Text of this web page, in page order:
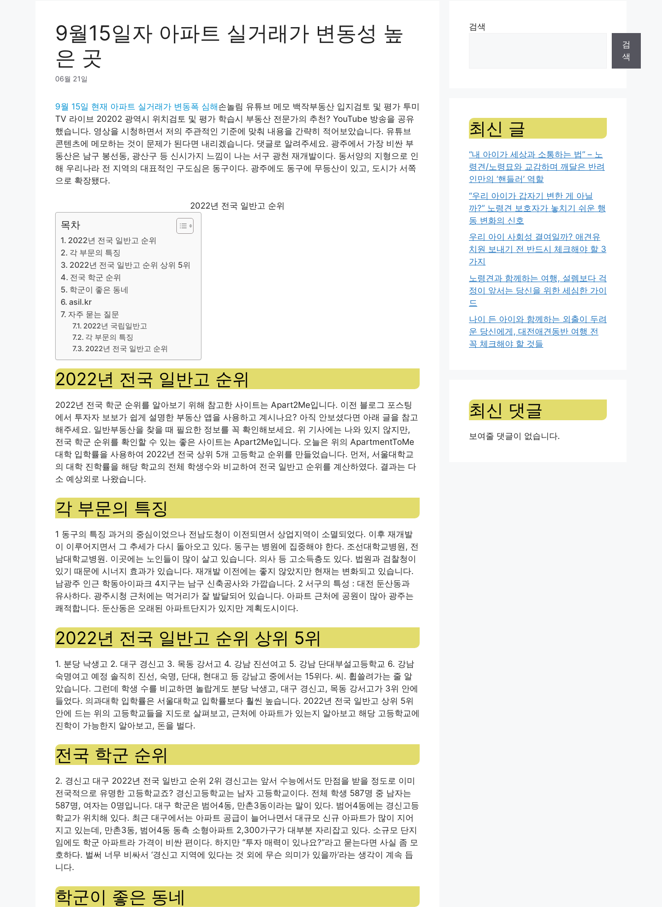
9월15일자 아파트 실거래가 변동성 높
은 곳
06월 21일
9월 15일 현재 아파트 실거래가 변동폭 심해 손놀림 유튜브 메모 백작부동산 입지검토 및 평가 투미
TV 라이브 20202 광역시 위치검토 및 평가 학습시 부동산 전문가의 추천? YouTube 방송을 공유
했습니다. 영상을 시청하면서 저의 주관적인 기준에 맞춰 내용을 간략히 적어보았습니다. 유튜브
콘텐츠에 메모하는 것이 문제가 된다면 내리겠습니다. 댓글로 알려주세요. 광주에서 가장 비싼 부
동산은 남구 봉선동, 광산구 등 신시가지 느낌이 나는 서구 광천 재개발이다. 동서양의 지형으로 인
해 우리나라 전 지역의 대표적인 구도심은 동구이다. 광주에도 동구에 무등산이 있고, 도시가 서쪽
으로 확장됐다.
2022년 전국 일반고 순위
목차
2022년 전국 일반고 순위
각 부문의 특징
2022년 전국 일반고 순위 상위 5위
전국 학군 순위
학군이 좋은 동네
asil.kr
자주 묻는 질문
2022년 국립일반고
각 부문의 특징
2022년 전국 일반고 순위
2022년 전국 일반고 순위
2022년 전국 학군 순위를 알아보기 위해 참고한 사이트는 Apart2Me입니다. 이전 블로그 포스팅
에서 투자자 보보가 쉽게 설명한 부동산 앱을 사용하고 계시나요? 아직 안보셨다면 아래 글을 참고
해주세요. 일반부동산을 찾을 때 필요한 정보를 꼭 확인해보세요. 위 기사에는 나와 있지 않지만,
전국 학군 순위를 확인할 수 있는 좋은 사이트는 Apart2Me입니다. 오늘은 위의 ApartmentToMe
대학 입학률을 사용하여 2022년 전국 상위 5개 고등학교 순위를 만들었습니다. 먼저, 서울대학교
의 대학 진학률을 해당 학교의 전체 학생수와 비교하여 전국 일반고 순위를 계산하였다. 결과는 다
소 예상외로 나왔습니다.
각 부문의 특징
1 동구의 특징 과거의 중심이었으나 전남도청이 이전되면서 상업지역이 소멸되었다. 이후 재개발
이 이루어지면서 그 추세가 다시 돌아오고 있다. 동구는 병원에 집중해야 한다. 조선대학교병원, 전
남대학교병원. 이곳에는 노인들이 많이 살고 있습니다. 의사 등 고소득층도 있다. 법원과 검찰청이
있기 때문에 시너지 효과가 있습니다. 재개발 이전에는 좋지 않았지만 현재는 변화되고 있습니다.
남광주 인근 학동아이파크 4지구는 남구 신축공사와 가깝습니다. 2 서구의 특성 : 대전 둔산동과
유사하다. 광주시청 근처에는 먹거리가 잘 발달되어 있습니다. 아파트 근처에 공원이 많아 광주는
쾌적합니다. 둔산동은 오래된 아파트단지가 있지만 계획도시이다.
2022년 전국 일반고 순위 상위 5위
1. 분당 낙생고 2. 대구 경신고 3. 목동 강서고 4. 강남 진선여고 5. 강남 단대부설고등학교 6. 강남
숙명여고 예정 솔직히 진선, 숙명, 단대, 현대고 등 강남고 중에서는 15위다. 씨. 휩쓸려가는 줄 알
았습니다. 그런데 학생 수를 비교하면 놀랍게도 분당 낙생고, 대구 경신고, 목동 강서고가 3위 안에
들었다. 의과대학 입학률은 서울대학교 입학률보다 훨씬 높습니다. 2022년 전국 일반고 상위 5위
안에 드는 위의 고등학교들을 지도로 살펴보고, 근처에 아파트가 있는지 알아보고 해당 고등학교에
진학이 가능한지 알아보고, 돈을 벌다.
전국 학군 순위
2. 경신고 대구 2022년 전국 일반고 순위 2위 경신고는 앞서 수능에서도 만점을 받을 정도로 이미
전국적으로 유명한 고등학교죠? 경신고등학교는 남자 고등학교이다. 전체 학생 587명 중 남자는
587명, 여자는 0명입니다. 대구 학군은 범어4동, 만촌3동이라는 말이 있다. 범어4동에는 경신고등
학교가 위치해 있다. 최근 대구에서는 아파트 공급이 늘어나면서 대규모 신규 아파트가 많이 지어
지고 있는데, 만촌3동, 범어4동 동측 소형아파트 2,300가구가 대부분 자리잡고 있다. 소규모 단지
임에도 학군 아파트라 가격이 비싼 편이다. 하지만 “투자 매력이 있나요?”라고 묻는다면 사실 좀 모
호하다. 벌써 너무 비싸서 ‘경신고 지역에 있다는 것 외에 무슨 의미가 있을까’라는 생각이 계속 듭
니다.
학군이 좋은 동네
검색
검
색
최신 글
“내 아이가 세상과 소통하는 법” – 노
령견/노령묘와 교감하며 깨달은 반려
인만의 ‘핸들러’ 역할
“우리 아이가 갑자기 변한 게 아닐
까?” 노령견 보호자가 놓치기 쉬운 행
동 변화의 신호
우리 아이 사회성 결여일까? 애견유
치원 보내기 전 반드시 체크해야 할 3
가지
노령견과 함께하는 여행, 설렘보다 걱
정이 앞서는 당신을 위한 세심한 가이
드
나이 든 아이와 함께하는 외출이 두려
운 당신에게, 대전애견동반 여행 전
꼭 체크해야 할 것들
최신 댓글
보여줄 댓글이 없습니다.